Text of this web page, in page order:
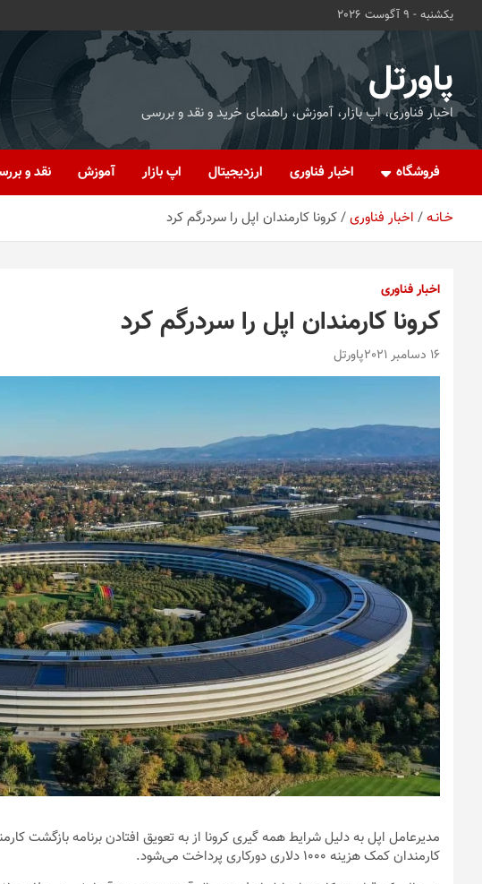
یکشنبه - 9 آگوست 2026
پاورتل
اخبار فناوری، اپ بازار، آموزش، راهنمای خرید و نقد و بررسی
فروشگاه اخبار فناوری ارزدیجیتال اپ بازار آموزش نقد و
خـانـه اخبار فناوری کرونا کارمندان اپل را سردرگم کرد
اخبار فناوری
کرونا کارمندان اپل را سردرگم کرد
16 دسامبر 2021 پاورتل
مدیرعامل اپل به دلیل شرایط همه گیری کرونا از به تعویق افتادن برنامه بازگشت
کارمندان کمک هزینه ۱۰۰۰ دلاری دورکاری پرداخت می‌شود.